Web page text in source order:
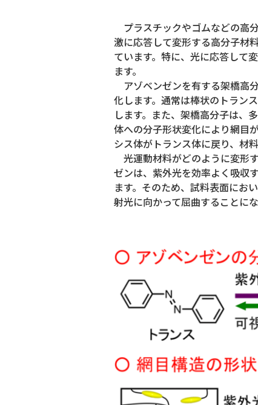
プラスチックやゴムなどの高
激に応答して変形する高分子材
ています。特に、光に応答して
ます。
アゾベンゼンを有する架橋高
化します。通常は棒状のトラン
します。また、架橋高分子は、
体への分子形状変化により網目
シス体がトランス体に戻り、材
光運動材料がどのように変形
ゼンは、紫外光を効率よく吸収
ます。そのため、試料表面にお
射光に向かって屈曲することに